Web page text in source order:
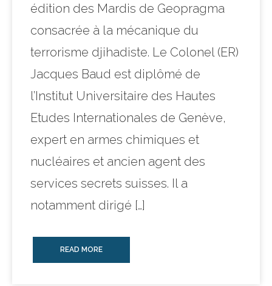
édition des Mardis de Geopragma
consacrée à la mécanique du
terrorisme djihadiste. Le Colonel (ER)
Jacques Baud est diplômé de
l’Institut Universitaire des Hautes
Etudes Internationales de Genève,
expert en armes chimiques et
nucléaires et ancien agent des
services secrets suisses. Il a
notamment dirigé […]
READ MORE